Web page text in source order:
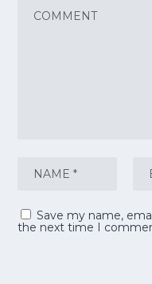
Save my name,
the next time I